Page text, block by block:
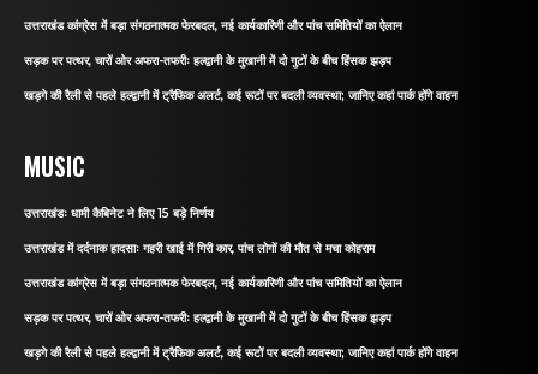
उत्तराखंड कांग्रेस में बड़ा संगठनात्मक फेरबदल, नई कार्यकारिणी और पांच समितियों का ऐलान
सड़क पर पत्थर, चारों ओर अफरा-तफरीः हल्द्वानी के मुखानी में दो गुटों के बीच हिंसक झड़प
खड़गे की रैली से पहले हल्द्वानी में ट्रैफिक अलर्ट, कई रूटों पर बदली व्यवस्था; जानिए कहां पार्क होंगे वाहन
MUSIC
उत्तराखंडः धामी कैबिनेट ने लिए 15 बड़े निर्णय
उत्तराखंड में दर्दनाक हादसाः गहरी खाई में गिरी कार, पांच लोगों की मौत से मचा कोहराम
उत्तराखंड कांग्रेस में बड़ा संगठनात्मक फेरबदल, नई कार्यकारिणी और पांच समितियों का ऐलान
सड़क पर पत्थर, चारों ओर अफरा-तफरीः हल्द्वानी के मुखानी में दो गुटों के बीच हिंसक झड़प
खड़गे की रैली से पहले हल्द्वानी में ट्रैफिक अलर्ट, कई रूटों पर बदली व्यवस्था; जानिए कहां पार्क होंगे वाहन